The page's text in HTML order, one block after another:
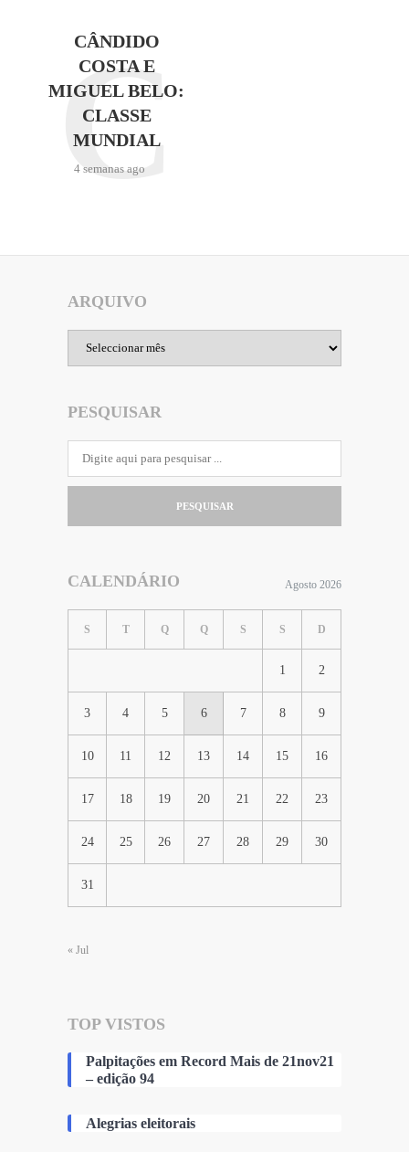
CÂNDIDO
COSTA E
MIGUEL BELO:
CLASSE
MUNDIAL
4 semanas ago
C
ARQUIVO
PESQUISAR
PESQUISAR
CALENDÁRIO Agosto 2026
S T Q Q S S D
1 2
3 4 5 6 7 8 9
10 11 12 13 14 15 16
17 18 19 20 21 22 23
24 25 26 27 28 29 30
31
« Jul
TOP VISTOS
Palpitações em Record Mais de 21nov21
– edição 94
Alegrias eleitorais